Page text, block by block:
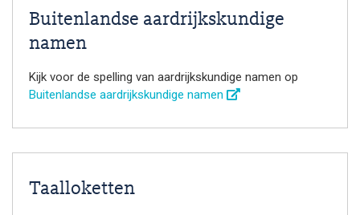
Buitenlandse aardrijkskundige
namen
Kijk voor de spelling van aardrijkskundige namen op
Buitenlandse aardrijkskundige namen
Taalloketten